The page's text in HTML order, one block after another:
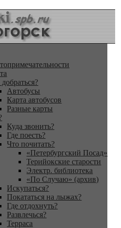
Автобусы
Карта автобусов
Разные карты
Куда звонить?
Где поесть?
Что почитать?
«Петербургский Посад»
Терийокские старости
Электр. библиотека
«По Случаю» (архив)
Искупаться?
Покататься на лыжах?
Где отдохнуть?
Развлечься?
Терраса